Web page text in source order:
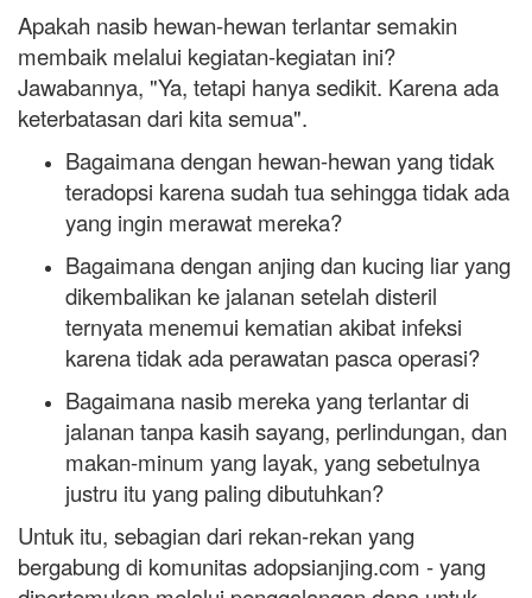
Apakah nasib hewan-hewan terlantar semakin
membaik melalui kegiatan-kegiatan ini?
Jawabannya, "Ya, tetapi hanya sedikit. Karena ada
keterbatasan dari kita semua".
Bagaimana dengan hewan-hewan yang tidak
teradopsi karena sudah tua sehingga tidak ada
yang ingin merawat mereka?
Bagaimana dengan anjing dan kucing liar yang
dikembalikan ke jalanan setelah disteril
ternyata menemui kematian akibat infeksi
karena tidak ada perawatan pasca operasi?
Bagaimana nasib mereka yang terlantar di
jalanan tanpa kasih sayang, perlindungan, dan
makan-minum yang layak, yang sebetulnya
justru itu yang paling dibutuhkan?
Untuk itu, sebagian dari rekan-rekan yang
bergabung di komunitas adopsianjing.com - yang